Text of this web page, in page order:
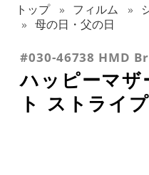
トップ フィルム
母の日・父の日
#030-46738 HMD
ハッピーマザ
ト ストライ